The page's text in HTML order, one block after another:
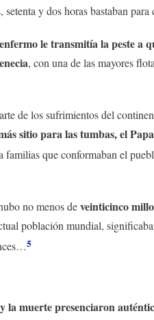
y dos horas bastaban
le transmitía la peste a
, con una de las mayores
de los sufrimientos del
sitio para las tumbas, el
familias que conformaban el
no menos deveinticinco
población mundial,
5
la muerte presenciaron